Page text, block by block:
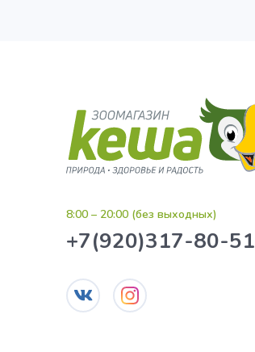
8:00 – 20:00 (без выходных)
+7(920)317-80-51